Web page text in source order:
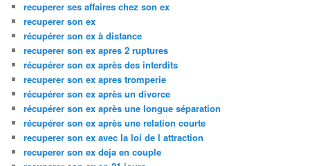
recuperer ses affaires chez son ex
recuperer son ex
récupérer son ex à distance
recuperer son ex apres 2 ruptures
récupérer son ex après des interdits
recuperer son ex apres tromperie
récupérer son ex après un divorce
récupérer son ex après une longue séparation
récupérer son ex après une relation courte
recuperer son ex avec la loi de l attraction
recuperer son ex deja en couple